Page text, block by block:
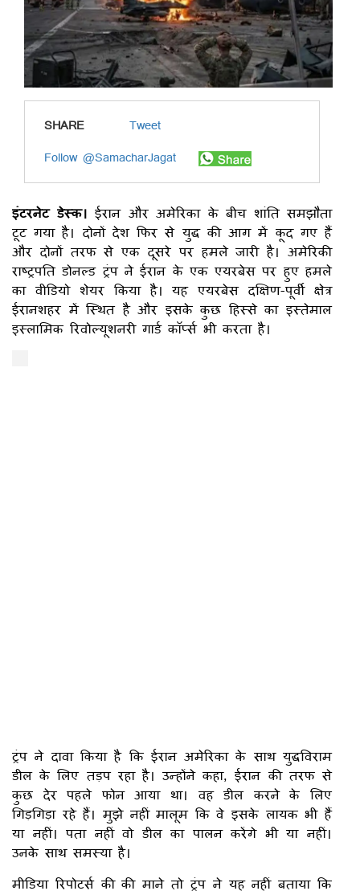
SHARE
Tweet
Follow @SamacharJagat
इंटरनेट डेस्क। ईरान और अमेरिका के बीच शांति समझौता
टूट गया है। दोनों देश फिर से युद्ध की आग में कूद गए हैं
और दोनों तरफ से एक दूसरे पर हमले जारी है। अमेरिकी
राष्ट्रपति डोनल्ड ट्रंप ने ईरान के एक एयरबेस पर हुए हमले
का वीडियो शेयर किया है। यह एयरबेस दक्षिण-पूर्वी क्षेत्र
ईरानशहर में स्थित है और इसके कुछ हिस्से का इस्तेमाल
इस्लामिक रिवोल्यूशनरी गार्ड कॉर्प्स भी करता है।
ट्रंप ने दावा किया है कि ईरान अमेरिका के साथ युद्धविराम
डील के लिए तड़प रहा है। उन्होंने कहा, ईरान की तरफ से
कुछ देर पहले फोन आया था। वह डील करने के लिए
गिड़गिड़ा रहे हैं। मुझे नहीं मालूम कि वे इसके लायक भी हैं
या नहीं। पता नहीं वो डील का पालन करेंगे भी या नहीं।
उनके साथ समस्या है।
मीडिया रिपोटर्स की की माने तो ट्रंप ने यह नहीं बताया कि